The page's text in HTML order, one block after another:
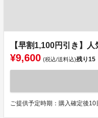
【早割1,100円引き】
¥9,600 (税込/送料込)残り15
ご提供予定時期：購入確定後